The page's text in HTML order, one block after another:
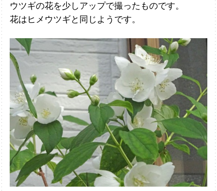
ウツギの花を少しアップで撮ったものです。
花はヒメウツギと同じようです。